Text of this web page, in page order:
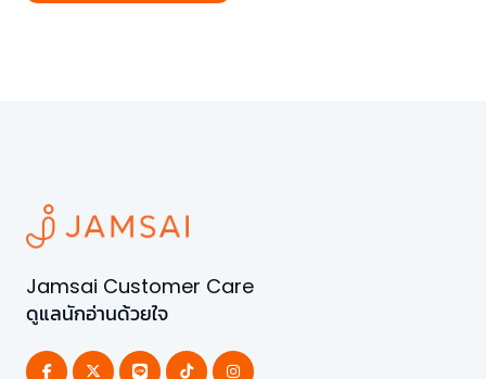
Jamsai Customer Care
ดูแลนักอ่านด้วยใจ